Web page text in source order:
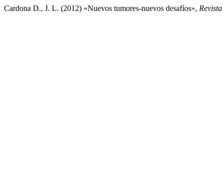
Cardona D., J. L. (2012) «Nuevos tumores-nuevos desafíos»,